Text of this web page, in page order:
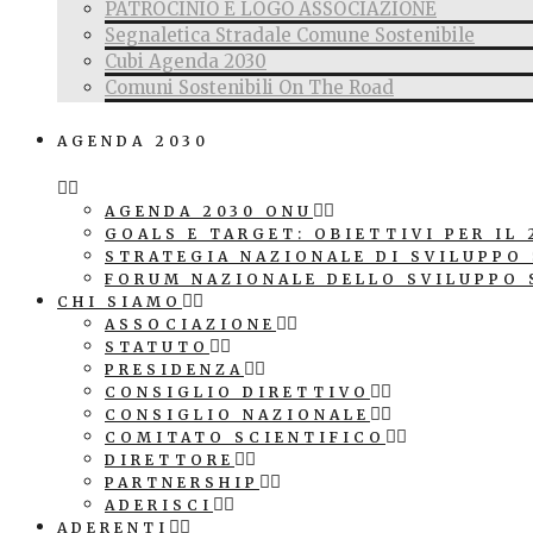
PATROCINIO E LOGO ASSOCIAZIONE
Segnaletica Stradale Comune Sostenibile
Cubi Agenda 2030
Comuni Sostenibili On The Road
AGENDA 2030
AGENDA 2030 ONU
GOALS E TARGET: OBIETTIVI PER IL
STRATEGIA NAZIONALE DI SVILUPPO
FORUM NAZIONALE DELLO SVILUPPO
CHI SIAMO
ASSOCIAZIONE
STATUTO
PRESIDENZA
CONSIGLIO DIRETTIVO
CONSIGLIO NAZIONALE
COMITATO SCIENTIFICO
DIRETTORE
PARTNERSHIP
ADERISCI
ADERENTI